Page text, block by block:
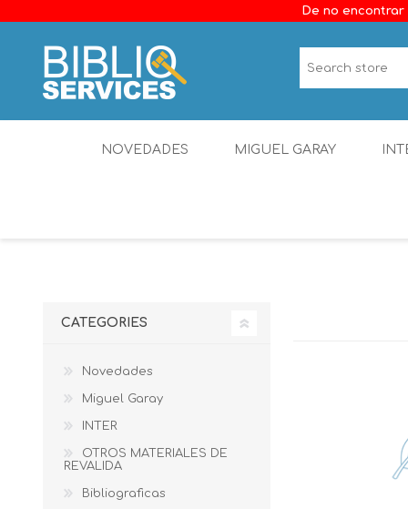
De no
NOVEDADES MIGUEL GARAY
CATEGORIES
Novedades
Miguel Garay
INTER
OTROS MATERIALES DE
REVALIDA
Bibliograficas